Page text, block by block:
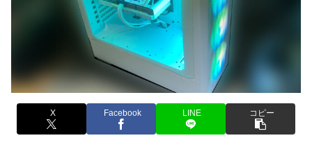
X Facebook LINE コピー